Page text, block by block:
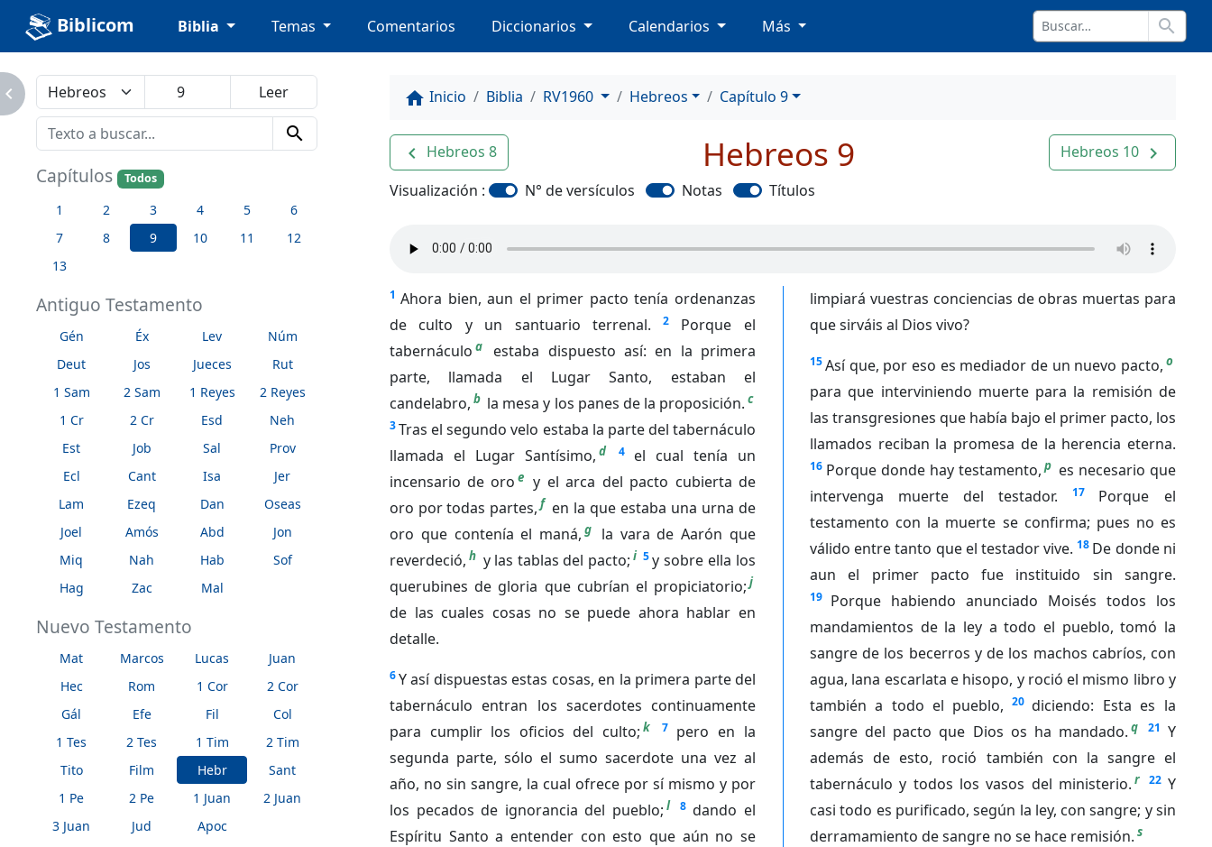
Biblicom Biblia Temas Comentarios Diccionarios Calendarios Más search
search
Capítulos Todos
1 2 3 4 5
6
7
8 9 10 11
12
13
Antiguo Testamento
Gén Éx Lev
Núm
Deut
Jos Jueces
Rut
1 Sam
2 Sam 1 Reyes
2 Reyes
1 Cr
2 Cr Esd
Neh
Est
Job Sal
Prov
Ecl
Cant Isa
Jer
Lam
Ezeq Dan
Oseas
Joel
Amós Abd
Jon
Miq
Nah Hab
Sof
Hag
Zac Mal
Nuevo Testamento
Mat Marcos Lucas
Juan
Hec
Rom 1 Cor
2 Cor
Gál
Efe Fil
Col
1 Tes
2 Tes 1 Tim
2 Tim
Tito
Film Hebr
Sant
1 Pe
2 Pe 1 Juan
2 Juan
3 Juan
Jud Apoc
home Inicio Biblia RV1960 Hebreos Capítulo 9
navigate_before Hebreos 8 Hebreos 10 navigate_next
Hebreos 9
Visualización : N° de versículos Notas Títulos
1 Ahora bien, aun el primer pacto tenía ordenanzas
de culto y un santuario terrenal.
2
Porque el
tabernáculo a
estaba dispuesto así: en la primera
parte, llamada el Lugar Santo, estaban el
candelabro, b la mesa y los panes de la proposición. c
3Tras el segundo velo estaba la parte del tabernáculo
llamada el Lugar Santísimo, d 4
el cual tenía un
incensario de oro e y el arca del pacto cubierta de
oro por todas partes, f en la que estaba una urna de
oro que contenía el maná, g
la vara de Aarón que
reverdeció, h y las tablas del pacto; i 5y sobre ella los
querubines de gloria que cubrían el propiciatorio; j
de las cuales cosas no se puede ahora hablar en
detalle.
6Y así dispuestas estas cosas, en la primera parte del
tabernáculo entran los sacerdotes continuamente
para cumplir los oficios del culto; k 7 pero en la
segunda parte, sólo el sumo sacerdote una vez al
año, no sin sangre, la cual ofrece por sí mismo y por
los pecados de ignorancia del pueblo; l 8 dando el
Espíritu Santo a entender con esto que aún no se
limpiará vuestras conciencias de obras muertas para
que sirváis al Dios vivo?
15Así que, por eso es mediador de un nuevo pacto, o
para que interviniendo muerte para la remisión de
las transgresiones que había bajo el primer pacto, los
llamados reciban la promesa de la herencia eterna.
16 Porque donde hay testamento, p es necesario que
intervenga muerte del testador.
17
Porque el
testamento con la muerte se confirma; pues no es
válido entre tanto que el testador vive. 18 De donde ni
aun el primer pacto fue instituido sin sangre.
19 Porque habiendo anunciado Moisés todos los
mandamientos de la ley a todo el pueblo, tomó la
sangre de los becerros y de los machos cabríos, con
agua, lana escarlata e hisopo, y roció el mismo libro y
también a todo el pueblo, 20 diciendo: Esta es la
sangre del pacto que Dios os ha mandado. q 21 Y
además de esto, roció también con la sangre el
tabernáculo y todos los vasos del ministerio. r 22 Y
casi todo es purificado, según la ley, con sangre; y sin
derramamiento de sangre no se hace remisión. s